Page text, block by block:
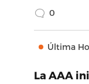
0
Última
La AAA